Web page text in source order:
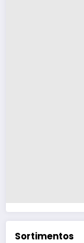
Sortimentos